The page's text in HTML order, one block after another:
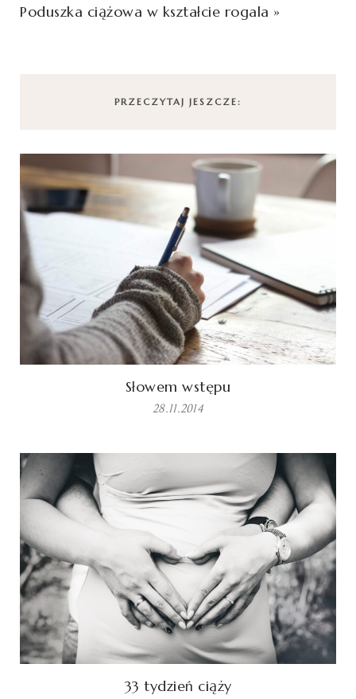
Poduszka ciążowa w kształcie rogala »
PRZECZYTAJ JESZCZE:
Słowem wstępu
28.11.2014
33 tydzień ciąży